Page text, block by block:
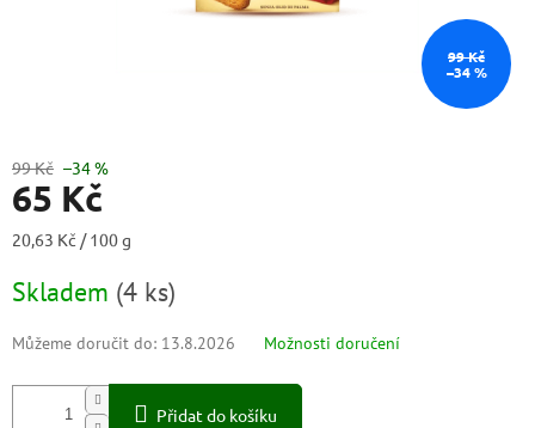
99 Kč
–34 %
99 Kč –34 %
65 Kč
Měrná
20,63 Kč / 100 g
Skladem (4 ks)
Můžeme doručit do: 13.8.2026 Možnosti doručení
Přidat do košíku